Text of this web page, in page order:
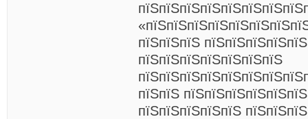
пїЅпїЅпїЅ
пїЅпїЅпїЅпїЅпїЅпїЅпїЅ
пїЅпїЅ
пїЅпїЅпїЅпїЅпїЅ